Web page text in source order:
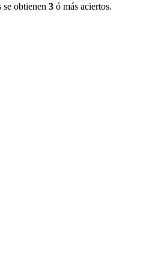
se obtienen 3 ó más aciertos.